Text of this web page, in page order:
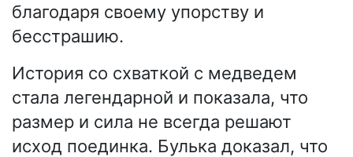
благодаря своему упорству и
бесстрашию.
История со схваткой с медведем
стала легендарной и показала, что
размер и сила не всегда решают
исход поединка. Булька доказал, что